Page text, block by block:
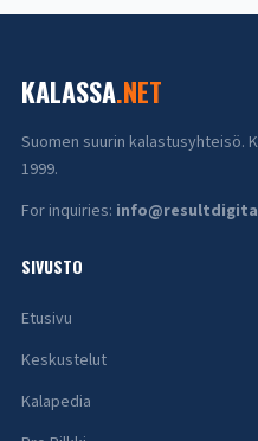
KALASSA.NET
Suomen suurin kalastusyhteisö.
1999.
For inquiries:
SIVUSTO
Etusivu
Keskustelut
Kalapedia